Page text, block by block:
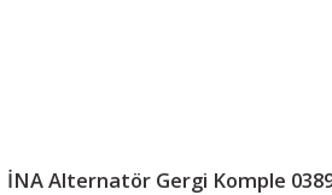
İNA Alternatör Gergi Komple